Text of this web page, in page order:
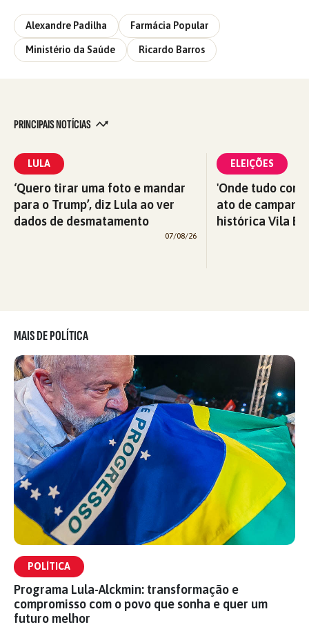
Alexandre Padilha Farmácia Popular
Ministério da Saúde Ricardo Barros
PRINCIPAIS NOTÍCIAS
LULA
‘Quero tirar uma foto e mandar
para o Trump’, diz Lula ao ver
dados de desmatamento
07/08/26
ELEIÇÕES
'Onde tudo
ato de
histórica Vila
MAIS DE POLÍTICA
POLÍTICA
Programa Lula-Alckmin: transformação e
compromisso com o povo que sonha e quer um
futuro melhor